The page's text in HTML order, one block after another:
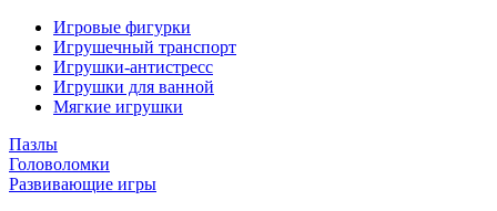
Игровые фигурки
Игрушечный транспорт
Игрушки-антистресс
Игрушки для ванной
Мягкие игрушки
Пазлы
Головоломки
Развивающие игры